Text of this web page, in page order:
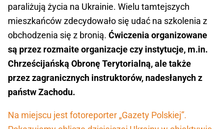
paraliżują życia na Ukrainie. Wielu tamtejszych
mieszkańców zdecydowało się udać na szkolenia z
obchodzenia się z bronią. Ćwiczenia organizowane
są przez rozmaite organizacje czy instytucje, m.in.
Chrześcijańską Obronę Terytorialną, ale także
przez zagranicznych instruktorów, nadesłanych z
państw Zachodu.
Na miejscu jest fotoreporter „Gazety Polskiej”.